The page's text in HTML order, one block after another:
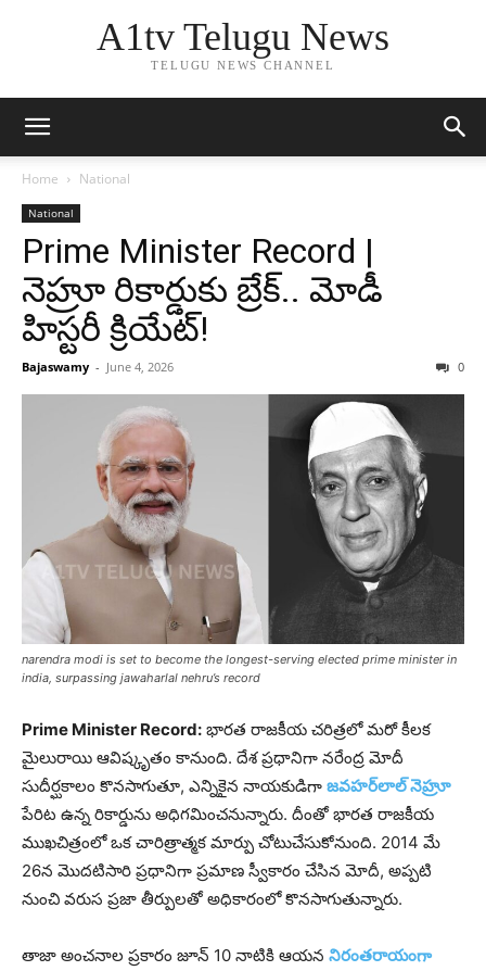
A1tv Telugu News
TELUGU NEWS CHANNEL
Home National
National
Prime Minister Record |
నెహ్రూ రికార్డుకు బ్రేక్.. మోడీ
హిస్టరీ క్రియేట్!
Bajaswamy - June 4, 2026 0
narendra modi is set to become the longest-serving elected prime minister in
india, surpassing jawaharlal nehru’s record
Prime Minister Record: భారత రాజకీయ చరిత్రలో మరో కీలక
మైలురాయి ఆవిష్కృతం కానుంది. దేశ ప్రధానిగా నరేంద్ర మోదీ
సుదీర్ఘకాలం కొనసాగుతూ, ఎన్నికైన నాయకుడిగా జవహర్‌లాల్ నెహ్రూ
పేరిట ఉన్న రికార్డును అధిగమించనున్నారు. దీంతో భారత రాజకీయ
ముఖచిత్రంలో ఒక చారిత్రాత్మక మార్పు చోటుచేసుకోనుంది. 2014 మే
26న మొదటిసారి ప్రధానిగా ప్రమాణ స్వీకారం చేసిన మోదీ, అప్పటి
నుంచి వరుస ప్రజా తీర్పులతో అధికారంలో కొనసాగుతున్నారు.
తాజా అంచనాల ప్రకారం జూన్ 10 నాటికి ఆయన నిరంతరాయంగా